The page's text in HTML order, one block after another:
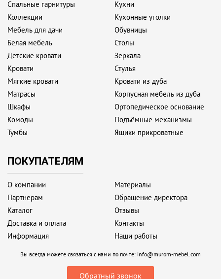
ПОКУПАТЕЛЯМ
О компании
Партнерам
Каталог
Доставка и оплата
Информация
Материалы
Обращение директора
Отзывы
Контакты
Наши работы
Спальные гарнитуры
Коллекции
Мебель для дачи
Белая мебель
Детские кровати
Кровати
Мягкие кровати
Матрасы
Шкафы
Комоды
Тумбы
Кухни
Кухонные уголки
Обувницы
Столы
Зеркала
Стулья
Кровати из дуба
Корпусная мебель из дуба
Ортопедическое основание
Подъёмные механизмы
Ящики прикроватные
Вы всегда можете связаться с нами по почте: info@murom-mebel.com
Обратный звонок